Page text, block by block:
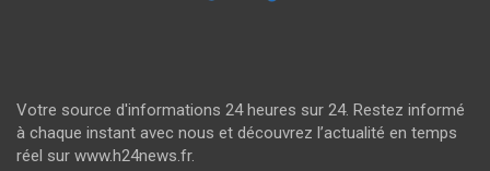
Votre source d'informations 24 heures sur 24. Restez informé
à chaque instant avec nous et découvrez l’actualité en temps
réel sur www.h24news.fr.